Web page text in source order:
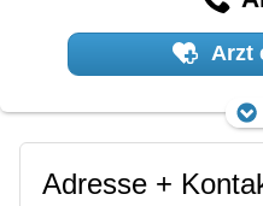
Arzt
Adresse +